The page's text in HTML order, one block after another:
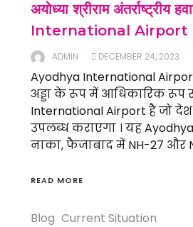
अयोध्या श्रीराम
International Airport
ADMIN DECEMBER 24, 2023
Ayodhya International Airport
अड्डा के रूप में आधिकारिक रूप
International Airport है जो
उपलब्ध कराएगा । यह
नाका, फैजाबाद में NH-27 और
READ MORE
Blog Current Situation